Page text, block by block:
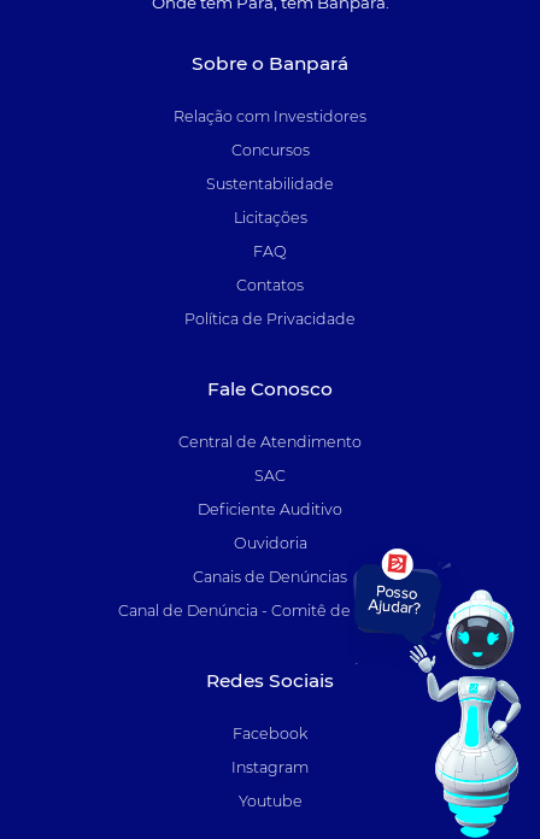
Sobre o Banpará
Relação com Investidores
Concursos
Sustentabilidade
Licitações
FAQ
Contatos
Política de Privacidade
Fale Conosco
Central de Atendimento
SAC
Deficiente Auditivo
Ouvidoria
Canais de Denúncias
Canal de Denúncia - Comitê de Auditoria
Redes Sociais
Facebook
Instagram
Youtube